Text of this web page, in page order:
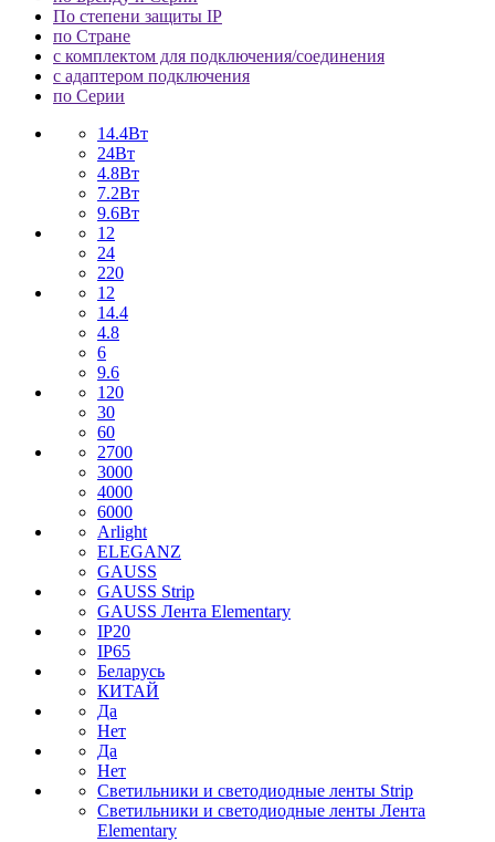
По степени защиты IP
по Стране
с комплектом для подключения/соединения
с адаптером подключения
по Серии
14.4Вт
24Вт
4.8Вт
7.2Вт
9.6Вт
12
24
220
12
14.4
4.8
6
9.6
120
30
60
2700
3000
4000
6000
Arlight
ELEGANZ
GAUSS
GAUSS Strip
GAUSS Лента Elementary
IP20
IP65
Беларусь
КИТАЙ
Да
Нет
Да
Нет
Светильники и светодиодные ленты Strip
Светильники и светодиодные ленты Лента
Elementary